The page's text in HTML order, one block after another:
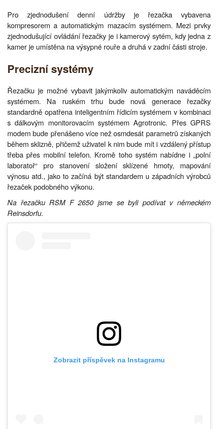
Pro zjednodušení denní údržby je řezačka vybavena
kompresorem a automatickým mazacím systémem. Mezi prvky
zjednodušující ovládání řezačky je i kamerový sytém, kdy jedna z
kamer je umístěna na výsypné rouře a druhá v zadní části stroje.
Precizní systémy
Řezačku je možné vybavit jakýmkoliv automatickým naváděcím
systémem. Na ruském trhu bude nová generace řezačky
standardně opatřena inteligentním řídicím systémem v kombinaci
s dálkovým monitorovacím systémem Agrotronic. Přes GPRS
modem bude přenášeno více než osmdesát parametrů získaných
během sklizně, přičemž uživatel k nim bude mít i vzdálený přístup
třeba přes mobilní telefon. Kromě toho systém nabídne i „polní
laboratoř“ pro stanovení složení sklízené hmoty, mapování
výnosu atd., jako to začíná být standardem u západních výrobců
řezaček podobného výkonu.
Na řezačku RSM F 2650 jsme se byli podívat v německém
Reinsdorfu.
Zobrazit příspěvek na Instagramu